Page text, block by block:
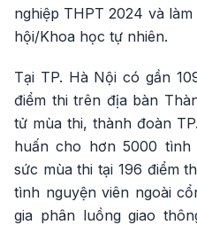
nghiệp THPT 2024 và
hội/Khoa học tự nhiên.
Tại TP. Hà Nội có gần
điểm thi trên địa bàn
tử mùa thi, thành đoàn
huấn cho hơn 5000 tình
sức mùa thi tại 196 điểm
tình nguyện viên ngoài
gia phân luồng giao